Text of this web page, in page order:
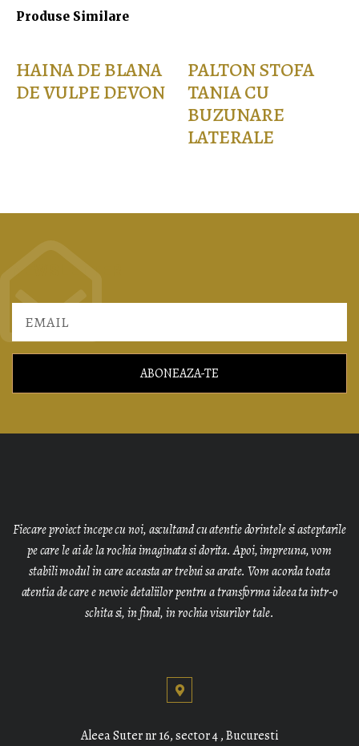
Produse Similare
HAINA DE BLANA
DE VULPE DEVON
PALTON STOFA
TANIA CU
BUZUNARE
LATERALE
ABONEAZA-TE
Fiecare proiect incepe cu noi, ascultand cu atentie dorintele si asteptarile
pe care le ai de la rochia imaginata si dorita. Apoi, impreuna, vom
stabili modul in care aceasta ar trebui sa arate. Vom acorda toata
atentia de care e nevoie detaliilor pentru a transforma ideea ta intr-o
schita si, in final, in rochia visurilor tale.
Aleea Suter nr 16, sector 4 , Bucuresti